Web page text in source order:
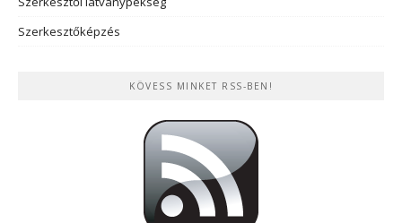
Szerkesztőképzés
KÖVESS MINKET RSS-BEN!